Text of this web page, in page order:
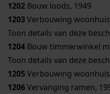
1202 Bouw loods, 1949
1203Verbouwing
Toon details van deze
1204 Bouw timmerwinkel
Toon details van deze
1205Verbouwing
1206Vervanging ramen,